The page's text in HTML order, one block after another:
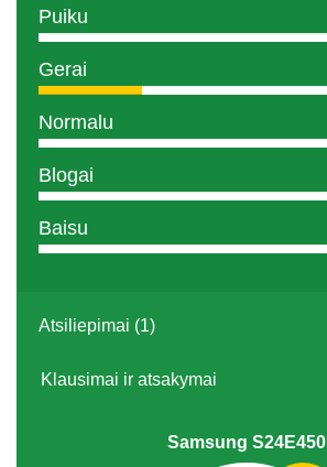
Puiku
Gerai
Normalu
Blogai
Baisu
Atsiliepimai (1)
Klausimai ir atsakymai
Samsung S24E450